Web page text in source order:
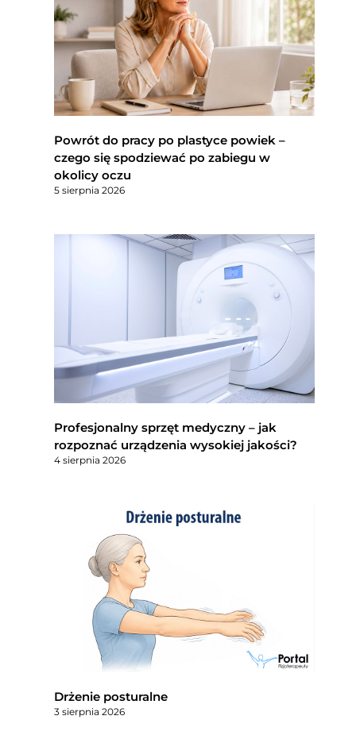
Powrót do pracy po plastyce powiek –
czego się spodziewać po zabiegu w
okolicy oczu
5 sierpnia 2026
Profesjonalny sprzęt medyczny – jak
rozpoznać urządzenia wysokiej jakości?
4 sierpnia 2026
Drżenie posturalne
3 sierpnia 2026